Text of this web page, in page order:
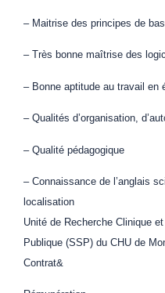
– Maitrise des principes de
– Très bonne maîtrise des
– Bonne aptitude au travail en
– Qualités d’organisation,
– Qualité pédagogique
– Connaissance de l’anglais
localisation
Unité de Recherche Clinique
Publique (SSP) du CHU de
Contrat&